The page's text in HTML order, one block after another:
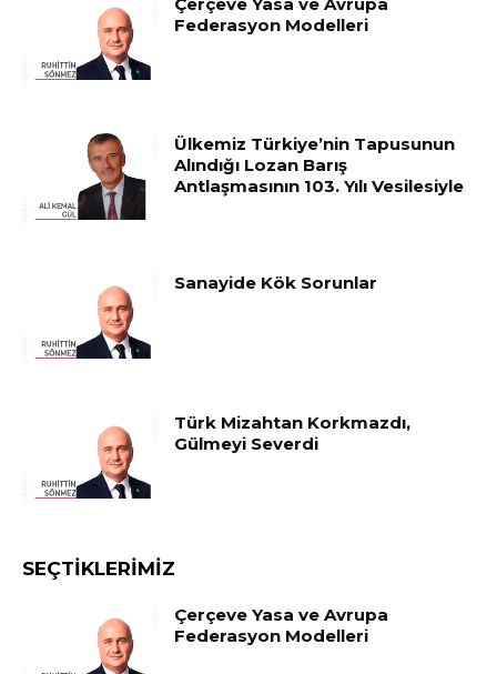
Federasyon Modelleri
Ülkemiz Türkiye’nin Tapusunun
Alındığı Lozan Barış
Antlaşmasının 103. Yılı Vesilesiyle
Sanayide Kök Sorunlar
Türk Mizahtan Korkmazdı,
Gülmeyi Severdi
SEÇTIKLERIMIZ
Çerçeve Yasa ve Avrupa
Federasyon Modelleri